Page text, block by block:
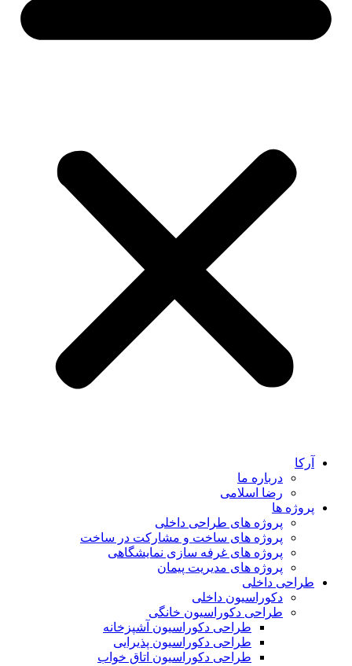
آرکا
درباره ما
رضا اسلامی
پروژه ها
پروژه های طراحی داخلی
پروژه های ساخت و مشارکت در ساخت
پروژه های غرفه سازی نمایشگاهی
پروژه های مدیریت پیمان
طراحی داخلی
دکوراسیون داخلی
طراحی دکوراسیون خانگی
طراحی دکوراسیون آشپزخانه
طراحی دکوراسیون پذیرایی
طراحی دکوراسیون اتاق خواب